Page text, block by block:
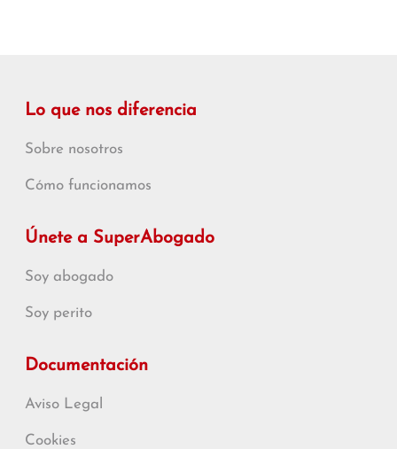
Lo que nos diferencia
Sobre nosotros
Cómo funcionamos
Únete a SuperAbogado
Soy abogado
Soy perito
Documentación
Aviso Legal
Cookies